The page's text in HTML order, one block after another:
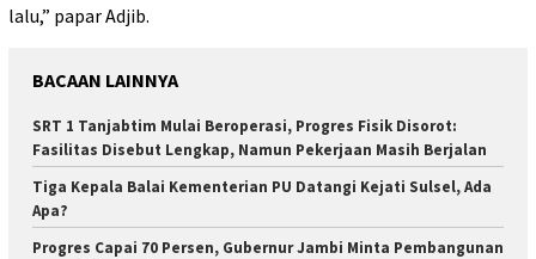
lalu,” papar Adjib.
BACAAN LAINNYA
SRT 1 Tanjabtim Mulai Beroperasi, Progres Fisik Disorot:
Fasilitas Disebut Lengkap, Namun Pekerjaan Masih Berjalan
Tiga Kepala Balai Kementerian PU Datangi Kejati Sulsel, Ada
Apa?
Progres Capai 70 Persen, Gubernur Jambi Minta Pembangunan